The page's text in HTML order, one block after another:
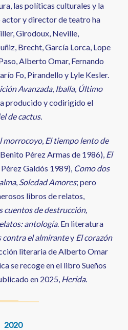
las políticas culturales y la
actor y director de teatro ha
Girodoux, Neville,
Brecht, García Lorca, Lope
Alberto Omar, Fernando
Fo, Pirandello y Lyle Kesler.
Avanzada, Iballa, Último
producido y codirigido el
de cactus.
morrocoyo, El tiempo lento de
Pérez Armas de 1986), El
Galdós 1989), Como dos
, Soledad Amores; pero
libros de relatos,
cuentos de destrucción,
antología. En literatura
contra el almirantey El corazón
literaria de Alberto Omar
se recoge en el libro Sueños
en 2025, Herida.
2020